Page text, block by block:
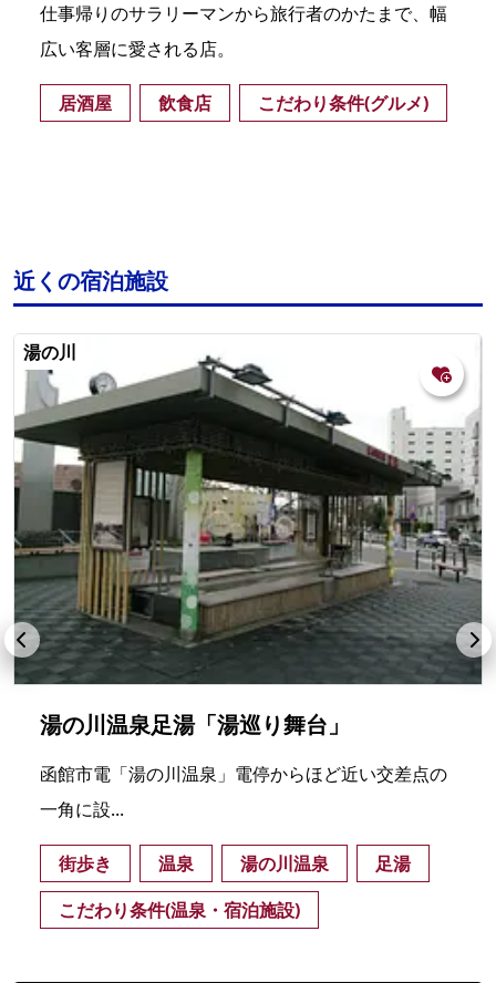
仕事帰りのサラリーマンから旅行者のかたまで、幅
広い客層に愛される店。
居酒屋 飲食店 こだわり条件(グルメ)
近くの宿泊施設
湯の川
湯の川温泉足湯「湯巡り舞台」
函館市電「湯の川温泉」電停からほど近い交差点の
一角に設...
街歩き 温泉 湯の川温泉
足湯
こだわり条件(温泉・宿泊施設)